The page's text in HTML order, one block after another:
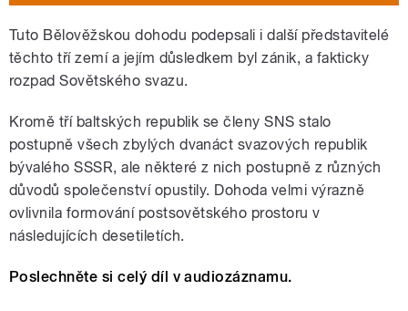
Tuto Bělověžskou dohodu podepsali i další představitelé
těchto tří zemí a jejím důsledkem byl zánik, a fakticky
rozpad Sovětského svazu.
Kromě tří baltských republik se členy SNS stalo
postupně všech zbylých dvanáct svazových republik
bývalého SSSR, ale některé z nich postupně z různých
důvodů společenství opustily. Dohoda velmi výrazně
ovlivnila formování postsovětského prostoru v
následujících desetiletích.
Poslechněte si celý díl v audiozáznamu.